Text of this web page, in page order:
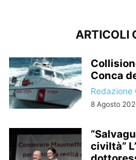
ARTICOLI
Conca
Redazione
8 Agosto
civiltà”